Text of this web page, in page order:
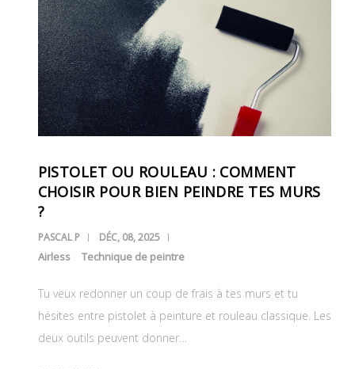
PISTOLET OU ROULEAU : COMMENT
CHOISIR POUR BIEN PEINDRE TES MURS
?
PASCAL P DÉC, 08, 2025
Airless Technique de peintre
Tu veux redonner un coup de frais à tes murs et tu
hésites entre pistolet à peinture et rouleau classique. Les
deux outils peuvent donner…